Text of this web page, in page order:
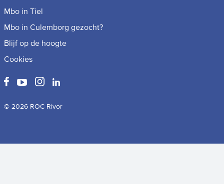
Mbo in Tiel
Mbo in Culemborg gezocht?
Blijf op de hoogte
Cookies
© 2026 ROC Rivor